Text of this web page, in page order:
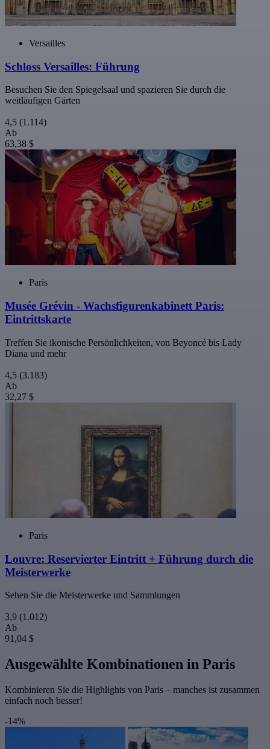
Versailles
Schloss Versailles: Führung
Besuchen Sie den Spiegelsaal und spazieren Sie durch die
weitläufigen Gärten
4,5 (1.114)
Ab
63,38 $
Paris
Musée Grévin - Wachsfigurenkabinett Paris:
Eintrittskarte
Treffen Sie ikonische Persönlichkeiten, von Beyoncé bis Lady
Diana und mehr
4,5 (3.183)
Ab
32,27 $
Paris
Louvre: Reservierter Eintritt + Führung durch die
Meisterwerke
Sehen Sie die Meisterwerke und Sammlungen
3,9 (1.012)
Ab
91,04 $
Ausgewählte Kombinationen in Paris
Kombinieren Sie die Highlights von Paris – manches ist zusammen
einfach noch besser!
-14%